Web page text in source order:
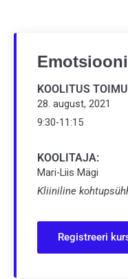
KOOLITUS
28. august, 2021
9:30-11:15
KOOLITAJA:
Mari-Liis Mägi
Kliiniline
Registreeri